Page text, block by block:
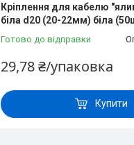
Кріплення для кабелю
біла d20 (20-22мм) біла
Готово до відправки
29,78 ₴/упаковка
Купити